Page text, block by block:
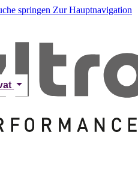
springen Zur Hauptnavigation